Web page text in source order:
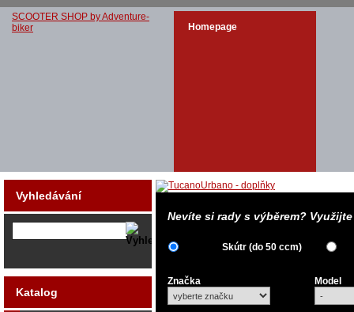
SCOOTER SHOP by Adventure-
biker
Homepage
Nevíte si rady s výběrem?
Skútr (do 50 ccm)
Značka Model
Vyhledávání
Katalog